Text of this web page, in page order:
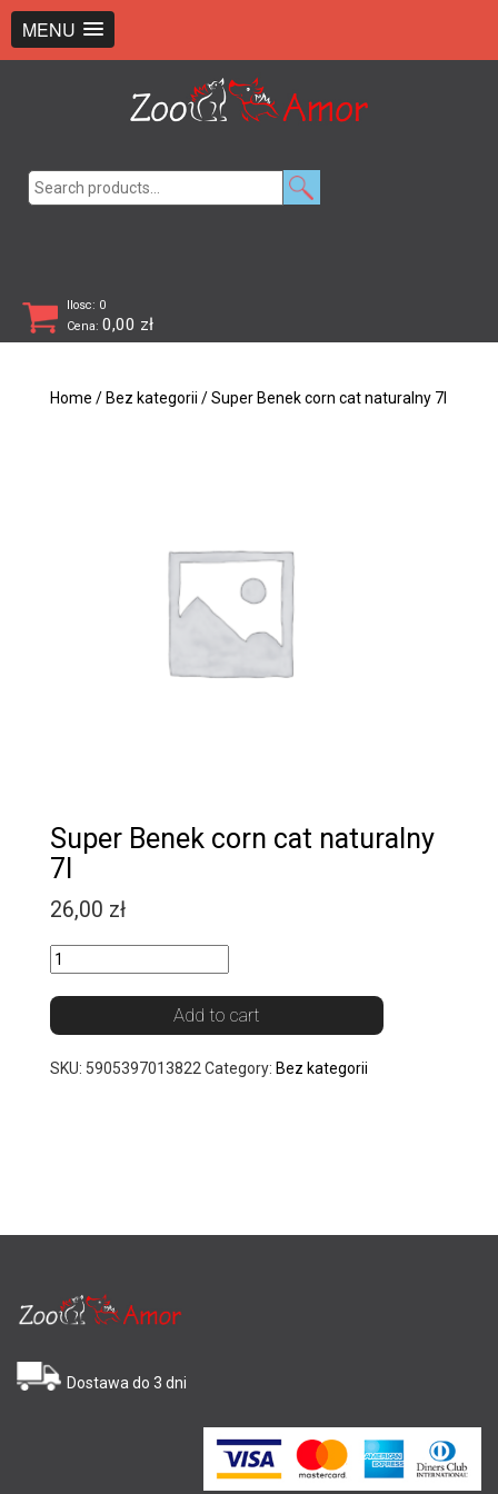
MENU
Ilosc: 0
Cena: 0,00 zł
Home / Bez kategorii / Super Benek corn cat naturalny 7l
Super Benek corn cat naturalny
7l
26,00 zł
Add to cart
SKU: 5905397013822 Category: Bez kategorii
Dostawa do 3 dni